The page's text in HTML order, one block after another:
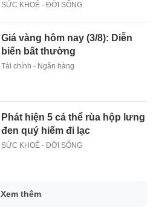
SỨC KHOẺ - ĐỜI SỐNG
Giá vàng hôm nay (3/8): Diễn
biến bất thường
Tài chính - Ngân hàng
Phát hiện 5 cá thể rùa hộp lưng
đen quý hiếm đi lạc
SỨC KHOẺ - ĐỜI SỐNG
Xem thêm